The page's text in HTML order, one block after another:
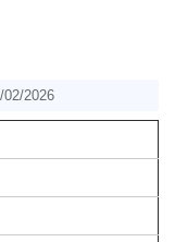
2026